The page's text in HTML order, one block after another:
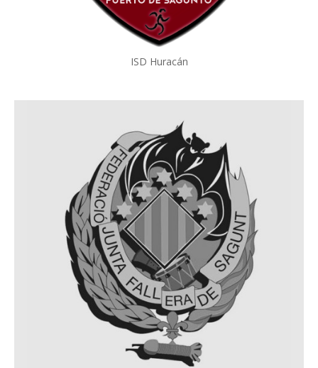
ISD Huracán